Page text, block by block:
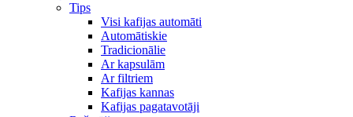
Tips
Visi kafijas automāti
Automātiskie
Tradicionālie
Ar kapsulām
Ar filtriem
Kafijas kannas
Kafijas pagatavotāji